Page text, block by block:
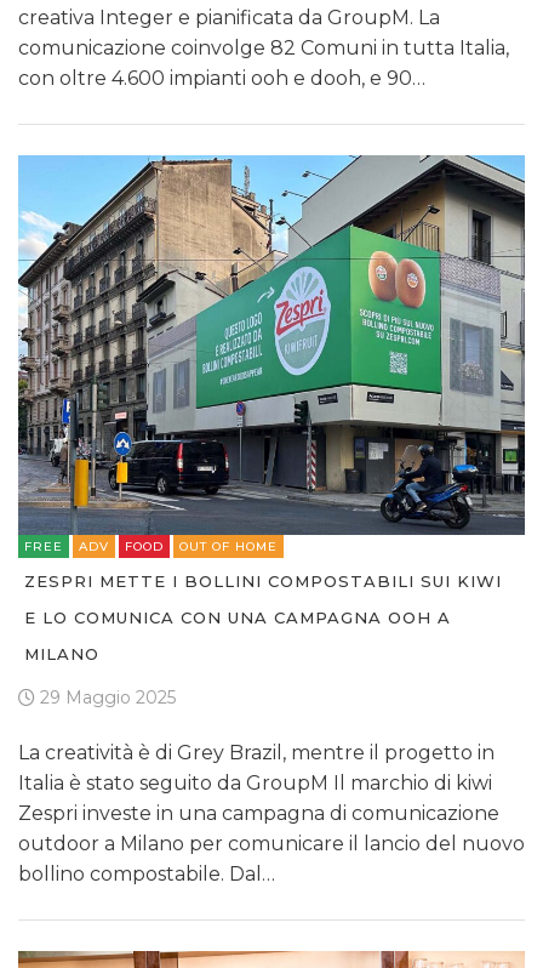
creativa Integer e pianificata da GroupM. La
comunicazione coinvolge 82 Comuni in tutta Italia,
con oltre 4.600 impianti ooh e dooh, e 90…
FREE ADV FOOD OUT OF HOME
ZESPRI METTE I BOLLINI COMPOSTABILI SUI KIWI
E LO COMUNICA CON UNA CAMPAGNA OOH A
MILANO
29 Maggio 2025
La creatività è di Grey Brazil, mentre il progetto in
Italia è stato seguito da GroupM Il marchio di kiwi
Zespri investe in una campagna di comunicazione
outdoor a Milano per comunicare il lancio del nuovo
bollino compostabile. Dal…